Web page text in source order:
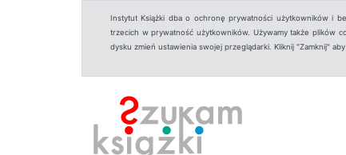
Instytut Książki dba o ochronę prywatności użytkowników i
trzecich w prywatność użytkowników. Używamy także plików
dysku zmień ustawienia swojej przeglądarki. Kliknij "Zamknij"